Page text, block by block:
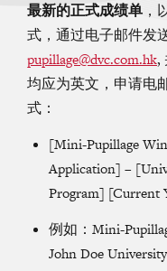
最新的正式成绩单 ，
式，通过电子邮件发
pupillage@dvc.com.hk,
均应为英文，申请电
式：
[Mini-Pupillage
Application] –
Program] [Current
例如：Mini-
John Doe